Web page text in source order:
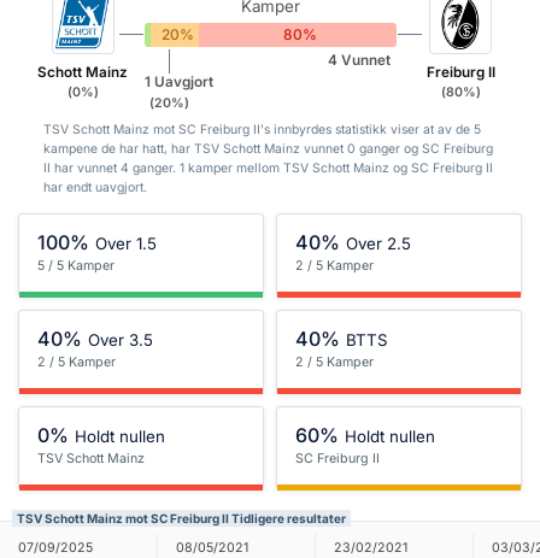
Schott Mainz
(0%)
Kamper
0%
20% 80%
1 Uavgjort
(20%)
4 Vunnet
Freiburg II
(80%)
TSV Schott Mainz mot SC Freiburg II's innbyrdes statistikk viser at av de 5
kampene de har hatt, har TSV Schott Mainz vunnet 0 ganger og SC Freiburg
II har vunnet 4 ganger. 1 kamper mellom TSV Schott Mainz og SC Freiburg II
har endt uavgjort.
100% Over 1.5
5 / 5 Kamper
40% Over 2.5
2 / 5 Kamper
40% Over 3.5
2 / 5 Kamper
40% BTTS
2 / 5 Kamper
0% Holdt nullen
TSV Schott Mainz
60% Holdt nullen
SC Freiburg II
TSV Schott Mainz mot SC Freiburg II Tidligere resultater
07/09/2025 08/05/2021 23/02/2021 03/03/